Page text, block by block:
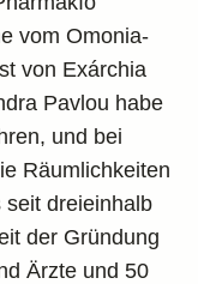
vom Omonia-
von Exárchia
Pavlou habe
und bei
Räumlichkeiten
seit dreieinhalb
der Gründung
Ärzte und 50